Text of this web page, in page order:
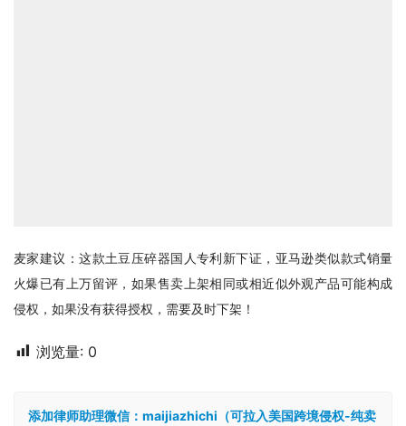
麦家建议：这款土豆压碎器国人专利新下证，亚马逊类似款式销量
火爆已有上万留评，如果售卖上架相同或相近似外观产品可能构成
侵权，如果没有获得授权，需要及时下架！
浏览量: 0
添加律师助理微信：maijiazhichi（可拉入美国跨境侵权-纯卖